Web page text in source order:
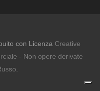
con Licenza Creative
- Non opere derivate